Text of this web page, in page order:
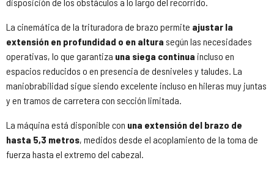
La cinemática de la trituradora de brazo permite ajustar la
extensión en profundidad o en altura según las necesidades
operativas, lo que garantiza una siega continua incluso en
espacios reducidos o en presencia de desniveles y taludes. La
maniobrabilidad sigue siendo excelente incluso en hileras muy juntas
y en tramos de carretera con sección limitada.
La máquina está disponible con una extensión del brazo de
hasta 5,3 metros, medidos desde el acoplamiento de la toma de
fuerza hasta el extremo del cabezal.